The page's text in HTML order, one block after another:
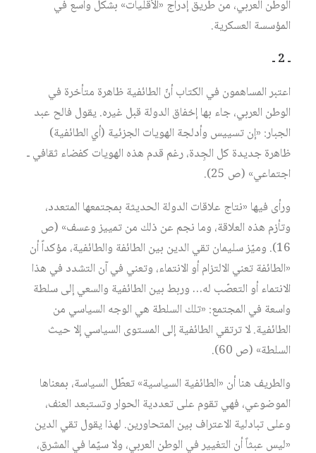
الوطن العربي، من طريق إدراج «الأقليات» بشكل واسع في
المؤسسة العسكرية.
ـ 2 ـ
اعتبر المساهمون في الكتاب أنّ الطائفية ظاهرة متأخرة في
الوطن العربي، جاء بها إخفاق الدولة قبل غيره. يقول فالح عبد
الجبار: «إن تسييس وأدلجة الهويات الجزئية (أي الطائفية)
ظاهرة جديدة كل الجِدة، رغم قدم هذه الهويات كفضاء ثقافي ـ
اجتماعي» (ص 25).
ورأى فيها «نتاج علاقات الدولة الحديثة بمجتمعها المتعدد،
وتأزم هذه العلاقة، وما نجم عن ذلك من تمييز وعسف» (ص
16). وميّز سليمان تقي الدين بين الطائفة والطائفية، مؤكداً أن
«الطائفة تعني الالتزام أو الانتماء، وتعني في آن التشدد في هذا
الانتماء أو التعصّب له… وربط بين الطائفية والسعي إلى سلطة
واسعة في المجتمع: «تلك السلطة هي الوجه السياسي من
الطائفية. لا ترتقي الطائفية إلى المستوى السياسي إلا حيث
السلطة» (ص 60).
والطريف هنا أن «الطائفية السياسية» تعطّل السياسة، بمعناها
الموضوعي، فهي تقوم على تعددية الحوار وتستبعد العنف،
وعلى تبادلية الاعتراف بين المتحاورين. لهذا يقول تقي الدين
«ليس عبثاً أن التغيير في الوطن العربي، ولا سيّما في المشرق،